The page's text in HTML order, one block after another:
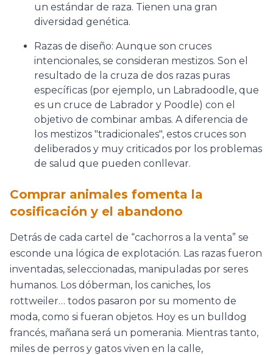
un estándar de raza. Tienen una gran
diversidad genética.
Razas de diseño: Aunque son cruces
intencionales, se consideran mestizos. Son el
resultado de la cruza de dos razas puras
específicas (por ejemplo, un Labradoodle, que
es un cruce de Labrador y Poodle) con el
objetivo de combinar ambas. A diferencia de
los mestizos "tradicionales", estos cruces son
deliberados y muy criticados por los problemas
de salud que pueden conllevar.
Comprar animales fomenta la
cosificación y el abandono
Detrás de cada cartel de “cachorros a la venta” se
esconde una lógica de explotación. Las razas fueron
inventadas, seleccionadas, manipuladas por seres
humanos. Los dóberman, los caniches, los
rottweiler… todos pasaron por su momento de
moda, como si fueran objetos. Hoy es un bulldog
francés, mañana será un pomerania. Mientras tanto,
miles de perros y gatos viven en la calle,